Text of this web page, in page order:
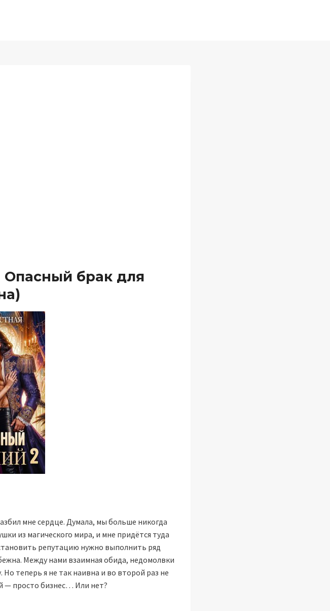
брак для
мне сердце. Думала, мы больше никогда
из магического мира, и мне придётся туда
репутацию нужно выполнить ряд
Между нами взаимная обида, недомолвки
теперь я не так наивна и во второй раз не
— просто бизнес… Или нет?